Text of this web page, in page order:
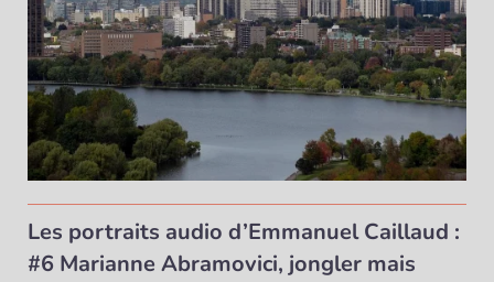
Les portraits audio d’Emmanuel Caillaud :
#6 Marianne Abramovici, jongler mais